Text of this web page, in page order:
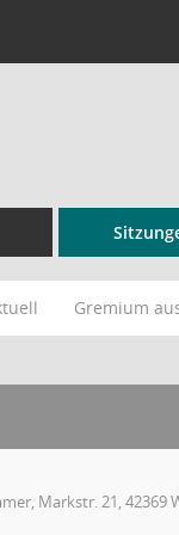
Gremium
Markstr. 21, 42369